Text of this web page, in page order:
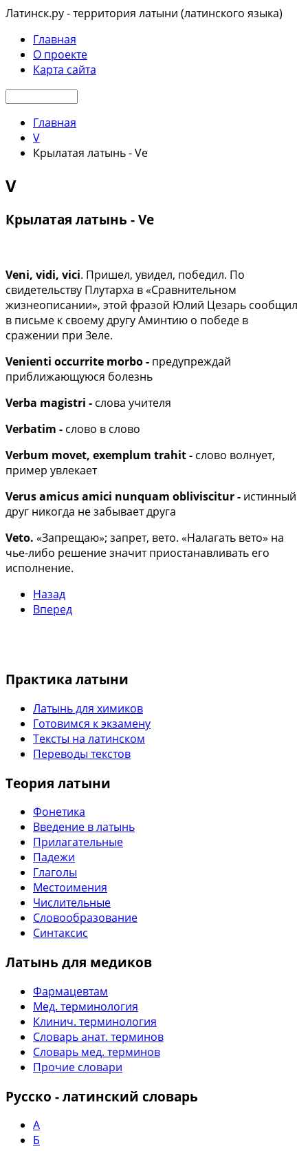
Латинск.ру - территория латыни (латинского языка)
Главная
О проекте
Карта сайта
Главная
V
Крылатая латынь - Ve
V
Крылатая латынь - Ve
Veni, vidi, vici. Пришел, увидел, победил. По
свидетельству Плутарха в «Сравнительном
жизнеописании», этой фразой Юлий Цезарь сообщил
в письме к своему другу Аминтию о победе в
сражении при Зеле.
Venienti occurrite morbo - предупреждай
приближающуюся болезнь
Verba magistri - слова учителя
Verbatim - слово в слово
Verbum movet, exemplum trahit - слово волнует,
пример увлекает
Verus amicus amici nunquam obliviscitur - истинный
друг никогда не забывает друга
Veto. «Запрещаю»; запрет, вето. «Налагать вето» на
чье-либо решение значит приостанавливать его
исполнение.
Назад
Вперед
Практика латыни
Латынь для химиков
Готовимся к экзамену
Тексты на латинском
Переводы текстов
Теория латыни
Фонетика
Введение в латынь
Прилагательные
Падежи
Глаголы
Местоимения
Числительные
Словообразование
Синтаксис
Латынь для медиков
Фармацевтам
Мед. терминология
Клинич. терминология
Словарь анат. терминов
Словарь мед. терминов
Прочие словари
Русско - латинский словарь
А
Б